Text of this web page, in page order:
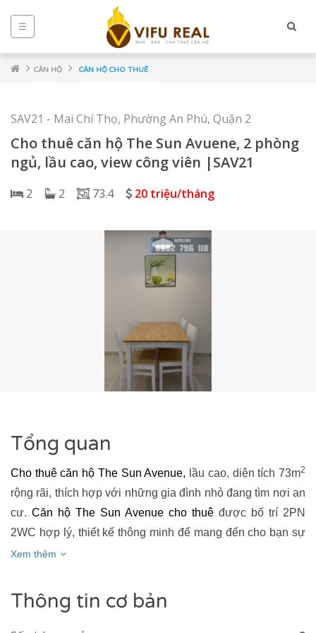
☰
CĂN HỘ CĂN HỘ CHO THUÊ
SAV21 - Mai Chí Thọ, Phường An Phú, Quận 2
Cho thuê căn hộ The Sun Avuene, 2 phòng
ngủ, lầu cao, view công viên |SAV21
2 2 73.4 20 triệu/tháng
Tổng quan
Cho thuê căn hộ The Sun Avenue, lầu cao, diện tích 73m2
rộng rãi, thích hợp với những gia đình nhỏ đang tìm nơi an
cư. Căn hộ The Sun Avenue cho thuê được bố trí 2PN
2WC hợp lý, thiết kế thông minh để mang đến cho bạn sự
thoải mái, thư giãn và riêng tư nhất khi ở. Các phòng đều
không khí, giúp căn hộ luôn thoáng đãng. Nhờ nằm ở vị trí
tầng cao nên căn hộ cho thuê sở hữu tầm nhìn lý tưởng
Xem thêm
Thông tin cơ bản